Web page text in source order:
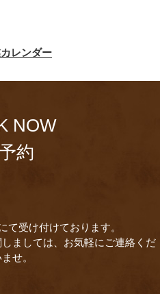
レンダー
NOW
約
て受け付けております。
ましては、お気軽にご連絡くだ
せ。